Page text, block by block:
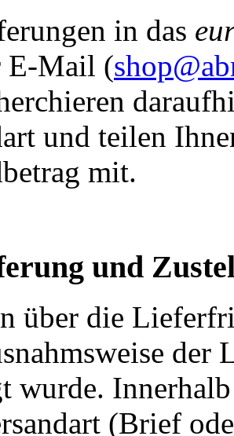
in das
E-Mail (
und teilen
mit.
und
über die
wurde.
(Brief